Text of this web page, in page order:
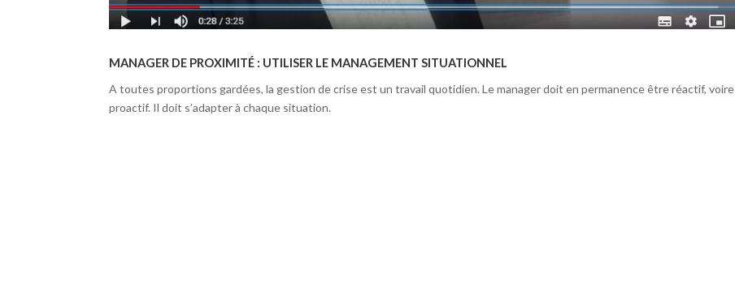
MANAGER DE PROXIMITÉ : UTILISER LE MANAGEMENT SITUATIONNEL
A toutes proportions gardées, la gestion de crise est un travail quotidien. Le manager doit en permanence être réactif, voire
proactif. Il doit s’adapter à chaque situation.